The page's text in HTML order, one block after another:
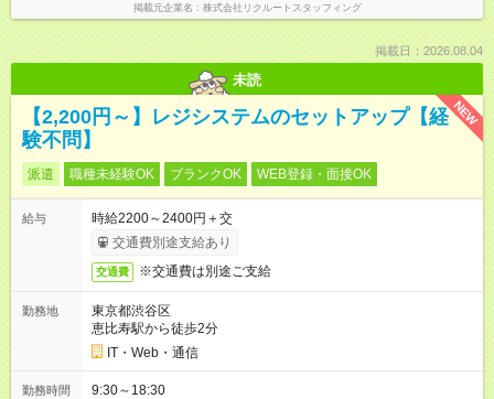
掲載元企業名 株式会社リクルートスタッフィング
掲載日：2026.08.04
未読
NEW
【2,200円～】レジシステムのセットアップ【経
験不問】
派遣 職種未経験OK ブランクOK WEB登録・面接OK
給与
時給2200～2400円＋交
交通費別途支給あり
交通費 ※交通費は別途ご支給
勤務地
東京都渋谷区
恵比寿駅から徒歩2分
IT・Web・通信
勤務時間 9:30～18:30